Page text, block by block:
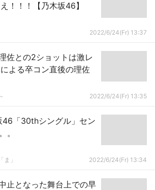
！！！【乃木坂46】
2022/6/24(Fr) 13:37
佐との2ショットは激レ
よる卒コン直後の理佐
2022/6/24(Fr) 13:35
46「30thシングル」セン
。
」 2022/6/24(Fr) 13:34
止となった舞台上での早